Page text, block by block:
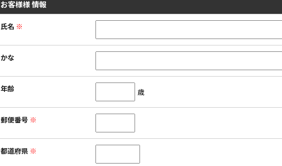
お客様様 情報
氏名 ※
かな
年齢 歳
郵便番号 ※
都道府県 ※